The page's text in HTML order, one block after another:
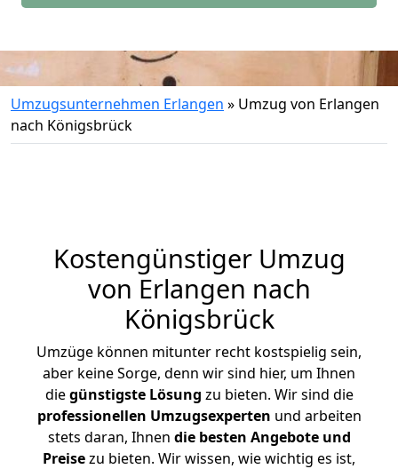
Umzugsunternehmen Erlangen » Umzug von Erlangen
nach Königsbrück
Kostengünstiger Umzug
von Erlangen nach
Königsbrück
Umzüge können mitunter recht kostspielig sein,
aber keine Sorge, denn wir sind hier, um Ihnen
diegünstigste Lösung zu bieten. Wir sind die
professionellen Umzugsexperten und arbeiten
stets daran, Ihnen die besten Angebote und
Preisezu bieten. Wir wissen, wie wichtig es ist,